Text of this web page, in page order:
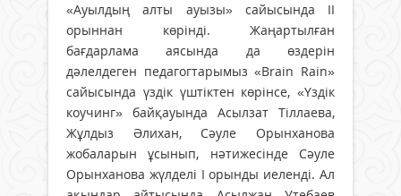
«Ауылдың алты ауызы» сайысында ІІ
орыннан көрінді. Жаңартылған
бағдарлама аясында да өздерін
дәлелдеген педагогтарымыз «Brain Rain»
сайысында үздік үштіктен көрінсе, «Үздік
коучинг» байқауында Асылзат Тіллаева,
Жұлдыз Әлихан, Сәуле Орынханова
жобаларын ұсынып, нәтижесінде Сәуле
Орынханова жүлделі I орынды иеленді. Ал